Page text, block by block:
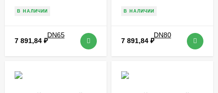
В НАЛИЧИИ
7 891,84 ₽
В НАЛИЧИИ
7 891,84 ₽